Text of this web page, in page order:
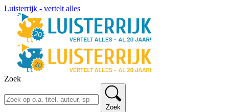
Luisterrijk - vertelt alles
Zoek
Zoek